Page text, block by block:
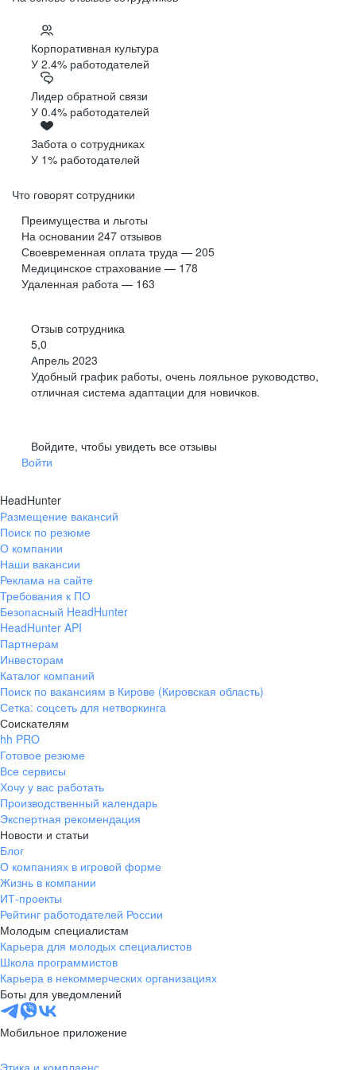
Корпоративная культура
У 2.4% работодателей
Лидер обратной связи
У 0.4% работодателей
Забота о сотрудниках
У 1% работодателей
Что говорят сотрудники
Преимущества и льготы
На основании 247 отзывов
Своевременная оплата труда — 205
Медицинское страхование — 178
Удаленная работа — 163
Отзыв сотрудника
5,0
Апрель 2023
Удобный график работы, очень лояльное руководство,
отличная система адаптации для новичков.
Войдите, чтобы увидеть все отзывы
Войти
HeadHunter
Размещение вакансий
Поиск по резюме
О компании
Наши вакансии
Реклама на сайте
Требования к ПО
Безопасный HeadHunter
HeadHunter API
Партнерам
Инвесторам
Каталог компаний
Поиск по вакансиям в Кирове (Кировская область)
Сетка: соцсеть для нетворкинга
Соискателям
hh PRO
Готовое резюме
Все сервисы
Хочу у вас работать
Производственный календарь
Экспертная рекомендация
Новости и статьи
Блог
О компаниях в игровой форме
Жизнь в компании
ИТ-проекты
Рейтинг работодателей России
Молодым специалистам
Карьера для молодых специалистов
Школа программистов
Карьера в некоммерческих организациях
Боты для уведомлений
Мобильное приложение